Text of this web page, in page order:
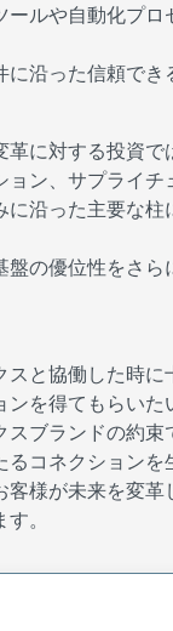
ールや自動化プロ
に沿った信頼でき
に対する投資で
ン、サプライチ
に沿った主要な柱
盤の優位性をさら
と協働した時に
を得てもらいた
ブランドの約束
コネクションを
客様が未来を変革
す。